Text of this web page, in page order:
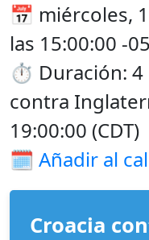
📅 miércoles,
las 15:00:00 -
⏱️ Duración: 4
contra
19:00:00 (CDT)
🗓️ Añadir al
Croacia